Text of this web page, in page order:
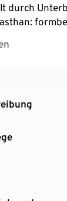
durch